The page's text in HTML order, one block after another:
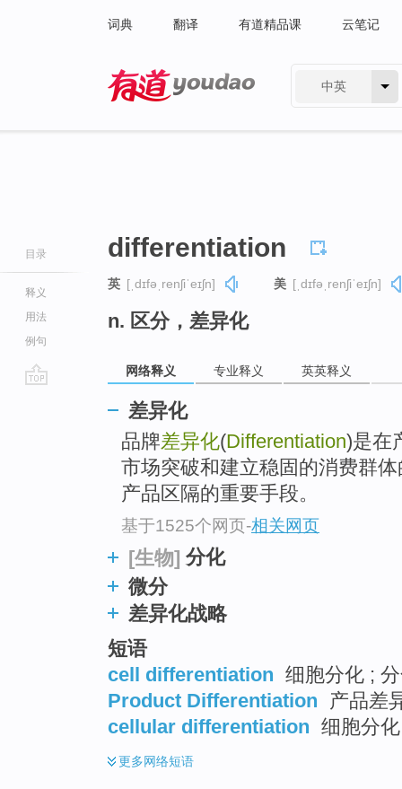
词典 翻译 有道精品课 云笔记
中英
目录
释义
用法
例句
differentiation
英 [ˌdɪfəˌrenʃiˈeɪʃn] 美 [ˌdɪfəˌrenʃiˈeɪʃn]
n. 区分，差异化
网络释义 专业释义 英英释义
差异化
品牌差异化(Differentiation)是在
市场突破和建立稳固的消费群
产品区隔的重要手段。
基于1525个网页-相关网页
[生物] 分化
微分
差异化战略
短语
cell differentiation 细胞分化 ;
Product Differentiation
产品差
cellular differentiation 细胞分化
更多网络短语